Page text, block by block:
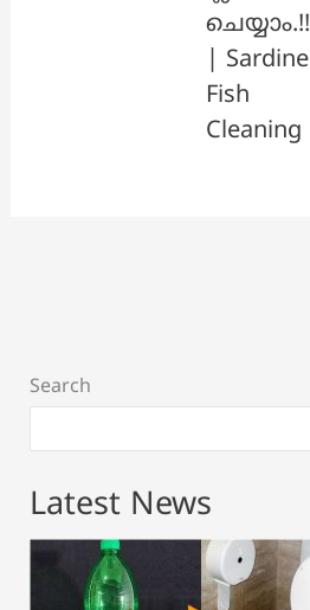
ചെയ്യാം.!!
| Sardine
Fish
Cleaning
Search
Latest News